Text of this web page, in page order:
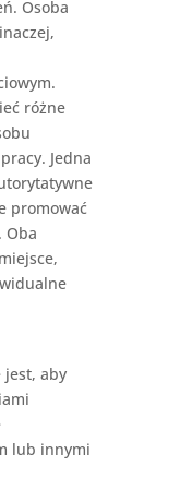
Osoba
różne
Jedna
promować
Oba
jest, aby
lub innymi